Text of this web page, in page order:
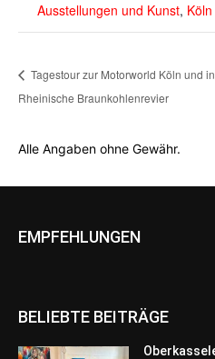
Ausstellungen und Kunst, Köln
Tagestour zur Motorworld Köln und
Rheinische Braunkohlenrevier
Alle Angaben ohne Gewähr.
EMPFEHLUNGEN
BELIEBTE BEITRÄGE